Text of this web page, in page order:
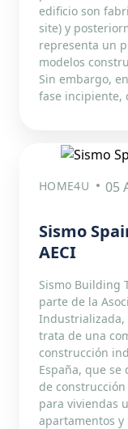
edificio son
site) y
representa un
modelos
Sin embargo,
fase incipiente,
HOME4U 05
Sismo
AECI
Sismo Building
parte de la
Industrializada,
trata de una
construcción
España, que
de
para viviendas
apartamentos